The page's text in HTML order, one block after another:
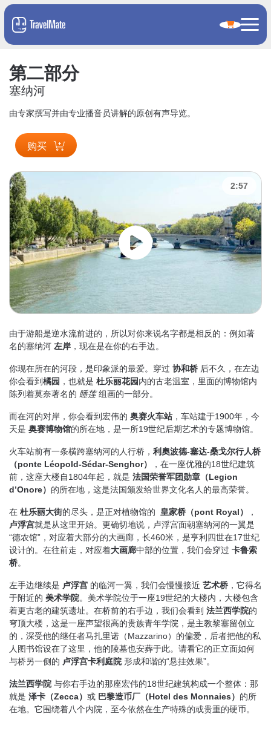
第二部分
塞纳河
由专家撰写并由专业播音员讲解的原创有声导览。
购买
2:57
由于游船是逆水流前进的，所以对你来说名字都是相反的：例如著
名的塞纳河 左岸 ，现在是在你的右手边。
你现在所在的河段，是印象派的最爱。穿过 协和桥 后不久，在左边
你会看到橘园 ，也就是 杜乐丽花园内的古老温室，里面的博物馆内
陈列着莫奈著名的 睡莲组画的一部分。
而在河的对岸，你会看到宏伟的 奥赛火车站 ，车站建于1900年，今
天是 奥赛博物馆的所在地，是一所19世纪后期艺术的专题博物馆。
火车站前有一条横跨塞纳河的人行桥， 利奧波德-塞达-桑戈尔行人桥
（ponte Léopold-Sédar-Senghor）
，在一座优雅的18世纪建筑
前，这座大楼自1804年起，就是 法国荣誉军团勋章（Legion
d’Onore） 的所在地，这是法国颁发给世界文化名人的最高荣誉。
在 杜乐丽大街的尽头，是正对植物馆的 皇家桥（pont Royal）
，
卢浮宫就是从这里开始。更确切地说，卢浮宫面朝塞纳河的一翼是
“德农馆”，对应着大部分的大画廊，长460米，是亨利四世在17世纪
设计的。在往前走，对应着大画廊中部的位置，我们会穿过 卡鲁索
桥。
左手边继续是 卢浮宫 的临河一翼，我们会慢慢接近 艺术桥 ，它得名
于附近的 美术学院。美术学院位于一座19世纪的大楼内，大楼包含
着更古老的建筑遗址。在桥前的右手边，我们会看到 法兰西学院的
穹顶大楼，这是一座声望很高的贵族青年学院，是主教黎塞留创立
的，深受他的继任者马扎里诺（Mazzarino）的偏爱，后者把他的私
人图书馆设在了这里，他的陵墓也安葬于此。请看它的正立面如何
与桥另一侧的 卢浮宫卡利庭院 形成和谐的“悬挂效果”。
法兰西学院 与你右手边的那座宏伟的18世纪建筑构成一个整体：那
就是 泽卡（Zecca） 或 巴黎造币厂（Hotel des Monnaies） 的所
在地。它围绕着八个内院，至今依然在生产特殊的或贵重的硬币。